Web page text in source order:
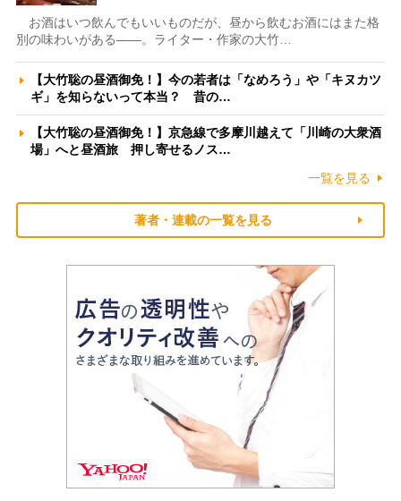
お酒はいつ飲んでもいいものだが、昼から飲むお酒にはまた格
別の味わいがある――。ライター・作家の大竹…
【大竹聡の昼酒御免！】今の若者は「なめろう」や「キヌカツ
ギ」を知らないって本当？ 昔の…
【大竹聡の昼酒御免！】京急線で多摩川越えて「川崎の大衆酒
場」へと昼酒旅 押し寄せるノス…
一覧を見る
著者・連載の一覧を見る